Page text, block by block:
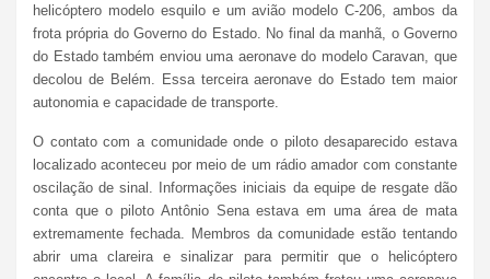
helicóptero modelo esquilo e um avião modelo C-206, ambos da
frota própria do Governo do Estado. No final da manhã, o Governo
do Estado também enviou uma aeronave do modelo Caravan, que
decolou de Belém. Essa terceira aeronave do Estado tem maior
autonomia e capacidade de transporte.
O contato com a comunidade onde o piloto desaparecido estava
localizado aconteceu por meio de um rádio amador com constante
oscilação de sinal. Informações iniciais da equipe de resgate dão
conta que o piloto Antônio Sena estava em uma área de mata
extremamente fechada. Membros da comunidade estão tentando
abrir uma clareira e sinalizar para permitir que o helicóptero